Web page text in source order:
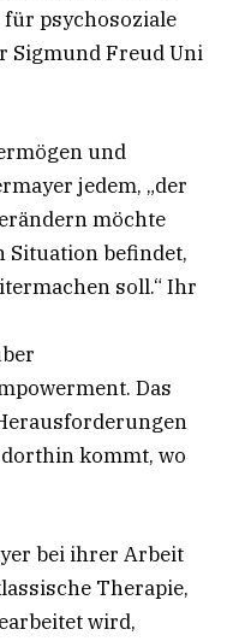
psychosoziale
Sigmund Freud Uni
und
jedem, „der
möchte
Situation befindet,
soll.“ Ihr
Das
kommt, wo
bei ihrer Arbeit
Therapie,
wird,